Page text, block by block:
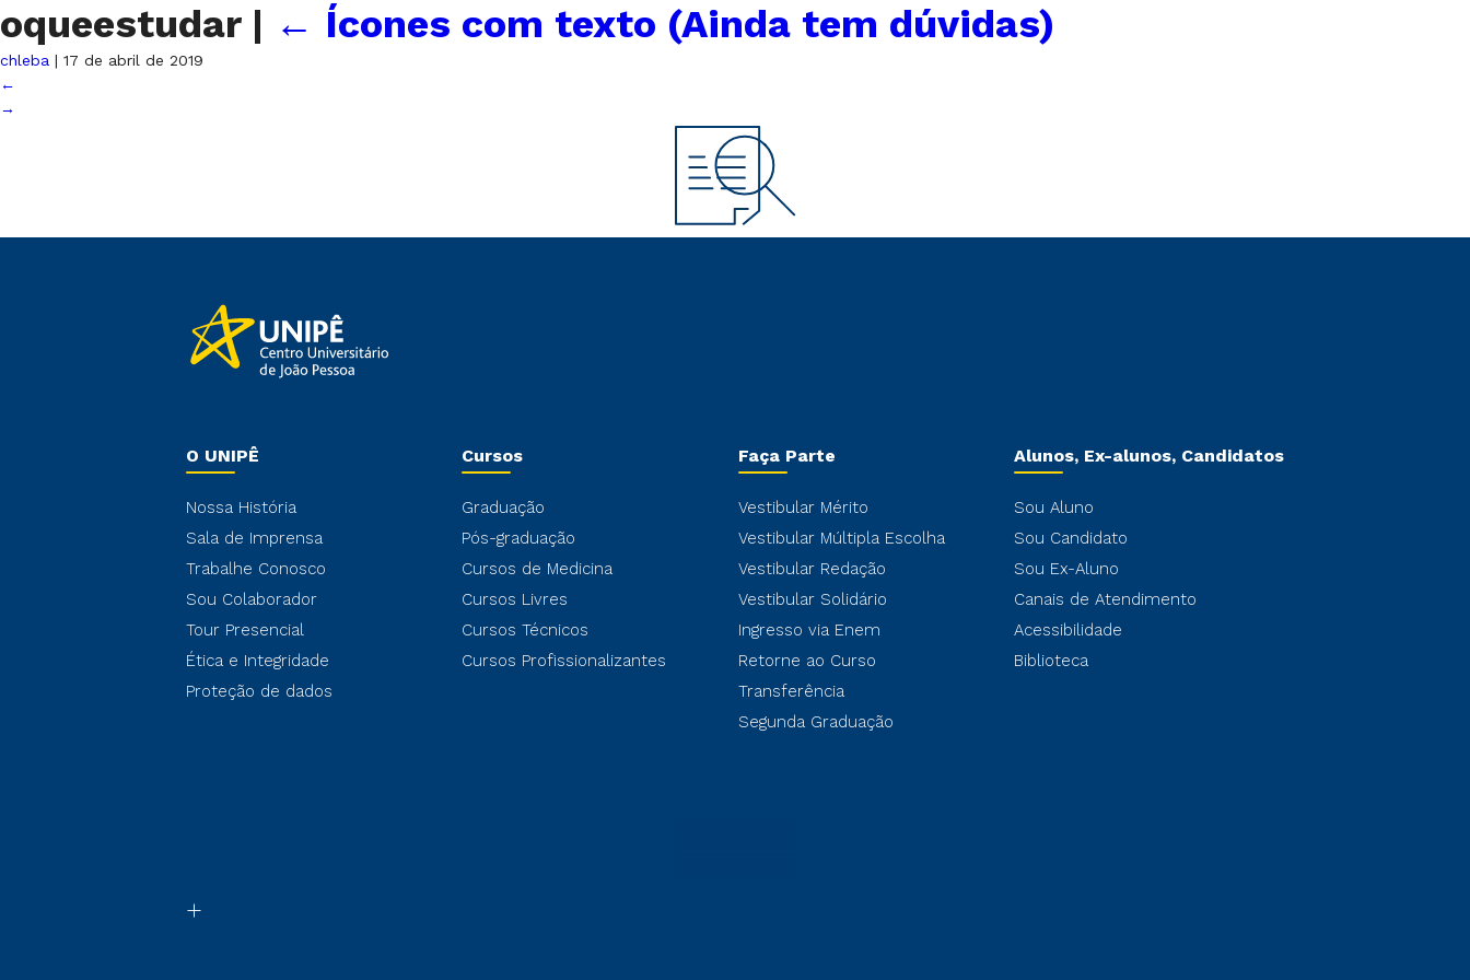
oqueestudar | ← Ícones com texto (Ainda tem dúvidas)
chleba | 17 de abril de 2019
←
→
O UNIPÊ
Nossa História
Sala de Imprensa
Trabalhe Conosco
Sou Colaborador
Tour Presencial
Ética e Integridade
Proteção de dados
Cursos
Graduação
Pós-graduação
Cursos de Medicina
Cursos Livres
Cursos Técnicos
Cursos Profissionalizantes
Faça Parte
Vestibular Mérito
Vestibular Múltipla Escolha
Vestibular Redação
Vestibular Solidário
Ingresso via Enem
Retorne ao Curso
Transferência
Segunda Graduação
Alunos, Ex-alunos, Candidatos
Sou Aluno
Sou Candidato
Sou Ex-Aluno
Canais de Atendimento
Acessibilidade
Biblioteca